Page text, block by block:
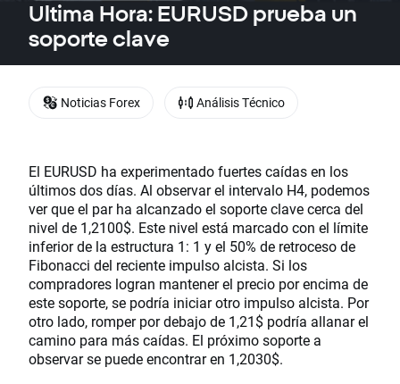
Ultima Hora: EURUSD prueba un
soporte clave
El EURUSD ha experimentado fuertes caídas en los
últimos dos días. Al observar el intervalo H4, podemos
ver que el par ha alcanzado el soporte clave cerca del
nivel de 1,2100$. Este nivel está marcado con el límite
inferior de la estructura 1: 1 y el 50% de retroceso de
Fibonacci del reciente impulso alcista. Si los
compradores logran mantener el precio por encima de
este soporte, se podría iniciar otro impulso alcista. Por
otro lado, romper por debajo de 1,21$ podría allanar el
camino para más caídas. El próximo soporte a
observar se puede encontrar en 1,2030$.
Noticias Forex Análisis Técnico